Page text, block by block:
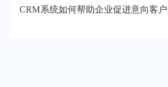
CRM系统如何帮助企业促进意向客户